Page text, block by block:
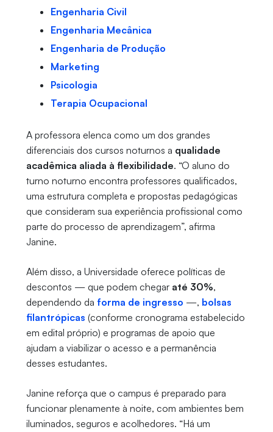
Engenharia Civil
Engenharia Mecânica
Engenharia de Produção
Marketing
Psicologia
Terapia Ocupacional
A professora elenca como um dos grandes
diferenciais dos cursos noturnos a qualidade
acadêmica aliada à flexibilidade. “O aluno do
turno noturno encontra professores qualificados,
uma estrutura completa e propostas pedagógicas
que consideram sua experiência profissional como
parte do processo de aprendizagem”, afirma
Janine.
Além disso, a Universidade oferece políticas de
descontos — que podem chegar até 30%,
dependendo da forma de ingresso —, bolsas
filantrópicas (conforme cronograma estabelecido
em edital próprio) e programas de apoio que
ajudam a viabilizar o acesso e a permanência
desses estudantes.
Janine reforça que o campus é preparado para
funcionar plenamente à noite, com ambientes bem
iluminados, seguros e acolhedores. “Há um